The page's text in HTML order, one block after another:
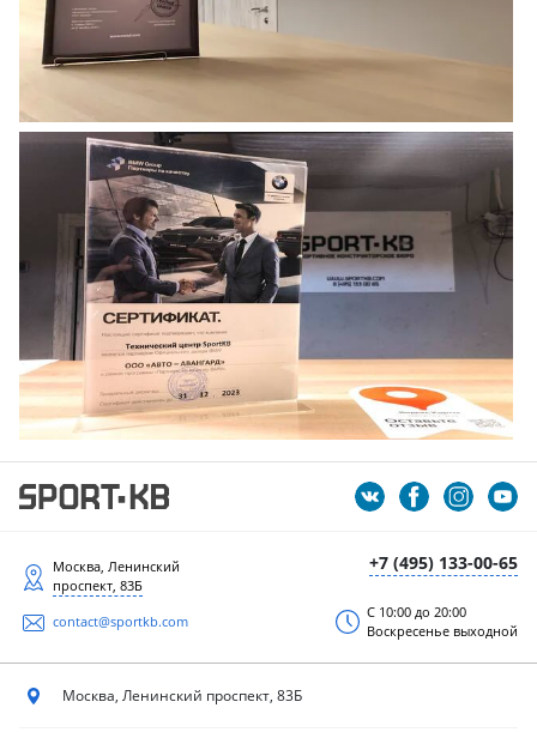
+7 (495) 133-00-65
Москва, Ленинский
проспект, 83Б
contact@sportkb.com
С 10:00 до 20:00
Воскресенье выходной
Москва, Ленинский проспект, 83Б